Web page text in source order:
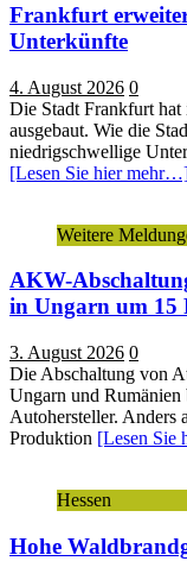
Frankfurt
Unterkünfte
4. August 2026 0
Die Stadt Frankfurt hat
ausgebaut. Wie die
niedrigschwellige
[Lesen Sie hier
Weitere
AKW-
in Ungarn um 15
3. August 2026 0
Die Abschaltung von
Ungarn und Rumänien
Autohersteller. Anders
Produktion [Lesen
Hessen
Hohe